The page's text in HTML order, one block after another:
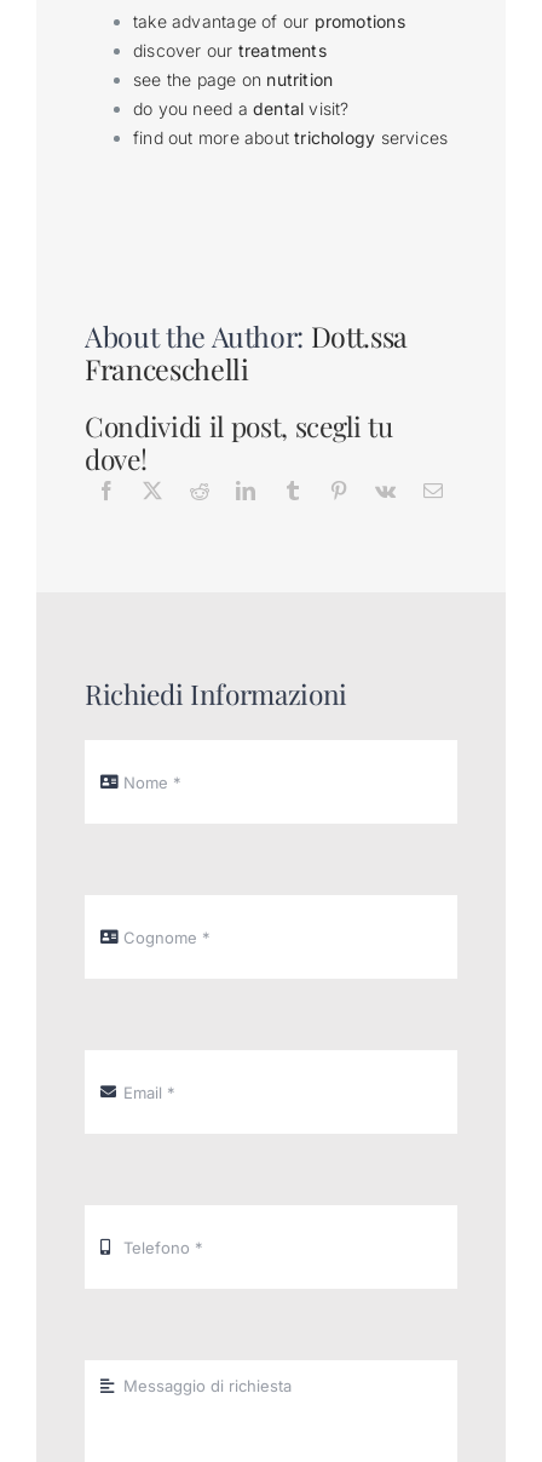
take advantage of our promotions
discover our treatments
see the page on nutrition
do you need a dental visit?
find out more abouttrichology services
About the Author: Dott.ssa
Franceschelli
Condividi il post, scegli tu
dove!
Richiedi Informazioni